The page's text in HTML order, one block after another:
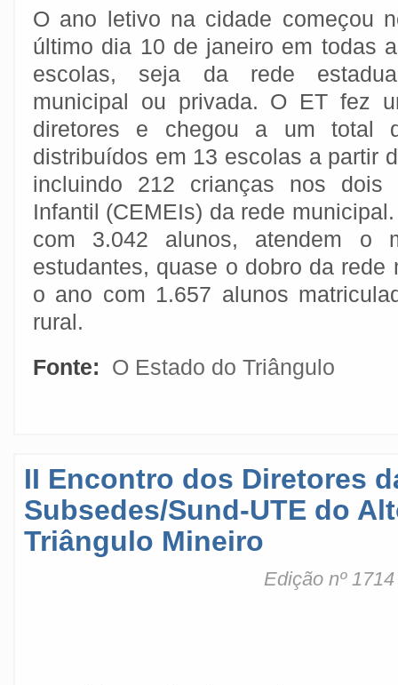
O ano letivo na cidade começou
último dia 10 de janeiro em todas
escolas, seja da rede
municipal ou privada. O ET fez
diretores e chegou a um total
distribuídos em 13 escolas a partir
incluindo 212 crianças nos dois
Infantil (CEMEIs) da rede
com 3.042 alunos, atendem o
estudantes, quase o dobro da rede
o ano com 1.657 alunos
rural.
Fonte:
O Estado do Triângulo
II Encontro dos Diretores
Subsedes/Sund-UTE do
Triângulo Mineiro
Edição nº